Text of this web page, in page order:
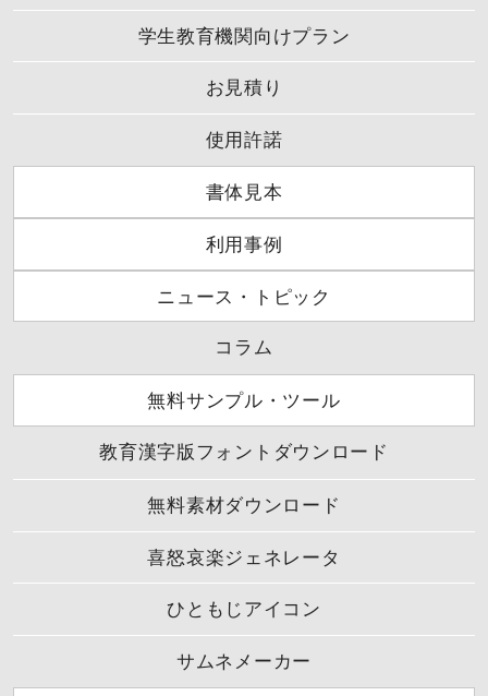
学生教育機関向けプラン
お見積り
使用許諾
書体見本
利用事例
ニュース・トピック
コラム
無料サンプル・ツール
教育漢字版フォントダウンロード
無料素材ダウンロード
喜怒哀楽ジェネレータ
ひともじアイコン
サムネメーカー